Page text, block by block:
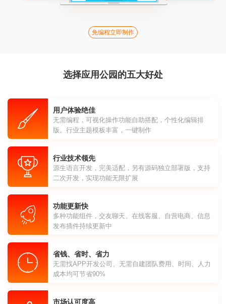
免编程立即制作
选择应用公园的五大好处
用户体验绝佳
无需编程，可视化操作功能自助搭配，个性化编辑排
版。行业主题模板丰富，一键制作
行业技术领先
源生语言开发，完美适配，另有源码独立部署版，支持
二次开发，实现功能无限扩展
功能更新快
多种功能组件，交友聊天、在线客服、自营电商、信息
发布插件持续更新中
省钱、省时、省力
无需找APP开发公司、无需自建团队费用、时间、人力
成本均可节省90%
市场认可度高